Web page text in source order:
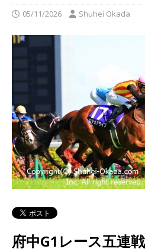
05/11/2026 Shuhei Okada
府中G1レース五連